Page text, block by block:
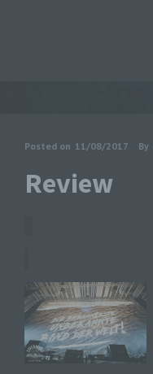
Posted on 11/08/2017 By
Review